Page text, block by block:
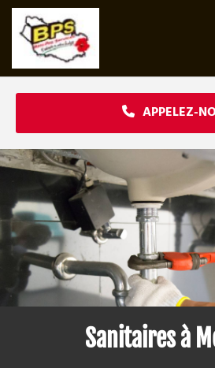
Accéder au contenu
APPELEZ-
Sanitaires à